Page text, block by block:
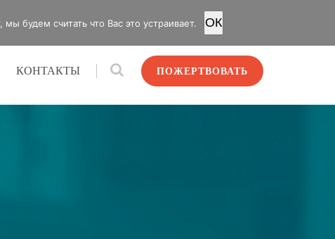
ПОЖЕРТВОВАТЬ
КОНТАКТЫ
будем считать что Вас это устраивает. OК